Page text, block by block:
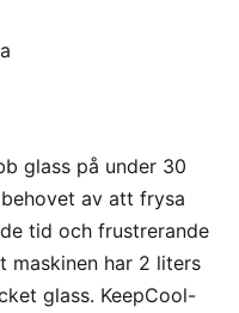
glass på under 30
av att frysa
tid och frustrerande
maskinen har 2 liters
glass. KeepCool-